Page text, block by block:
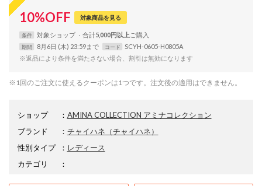
10%OFF 対象商品を見る
条件 対象ショップ 合計5,000円以上
期間 8月6日 (木) 23:59まで コード
SCYH-0605-H0805A
※返品により条件を満たさない場合、割引は無効になります
※1回のご注文に使えるクーポンは1つです。注文後の適用はできません。
ショップ ： AMINA COLLECTION アミナコレクション
ブランド
： チャイハネ （チャイハネ）
性別タイプ
： レディース
カテゴリ
：